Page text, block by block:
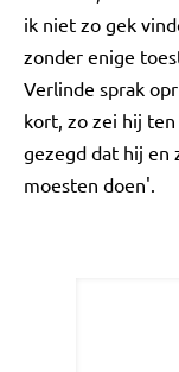
ik niet zo gek
zonder enige
Verlinde sprak
kort, zo zei hij
gezegd dat hij en
moesten doen'.